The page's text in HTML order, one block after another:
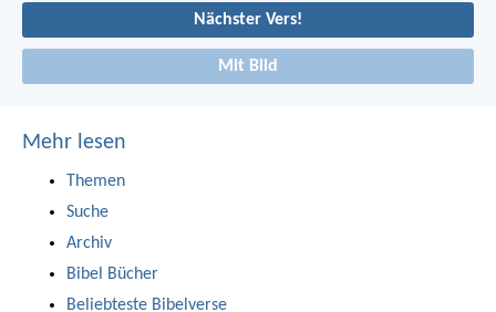
Nächster Vers!
Mit Bild
Mehr lesen
Themen
Suche
Archiv
Bibel Bücher
Beliebteste Bibelverse